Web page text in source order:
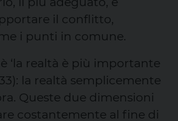
il conflitto,
i punti in comune.
‘la realtà è più importante
la realtà semplicemente
Queste due dimensioni
costantemente al fine di